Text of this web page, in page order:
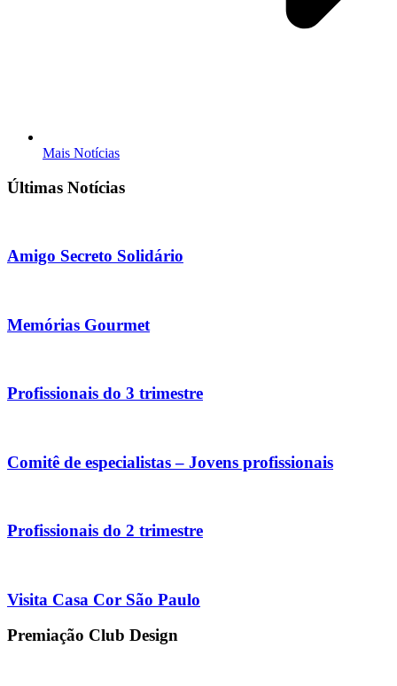
Mais Notícias
Últimas Notícias
Amigo Secreto Solidário
Memórias Gourmet
Profissionais do 3 trimestre
Comitê de especialistas – Jovens profissionais
Profissionais do 2 trimestre
Visita Casa Cor São Paulo
Premiação Club Design